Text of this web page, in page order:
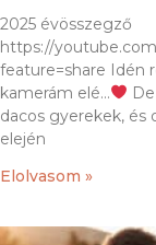
2025 évösszegző
https://
feature=share Idén
kamerám elé…
dacos gyerekek, és
elején
Elolvasom »